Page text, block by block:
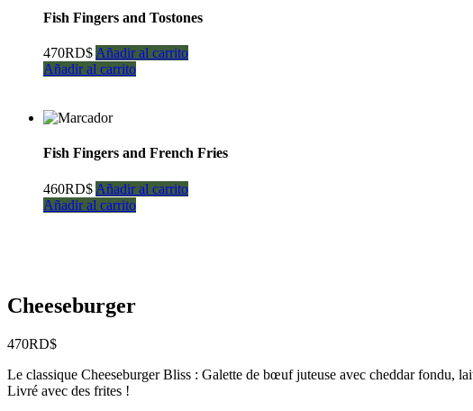
Fish Fingers and Tostones
470RD$ Añadir al carrito
Añadir al carrito
Fish Fingers and French Fries
460RD$ Añadir al carrito
Añadir al carrito
Cheeseburger
470RD$
Le classique Cheeseburger Bliss : Galette de bœuf juteuse avec cheddar fondu,
Livré avec des frites !